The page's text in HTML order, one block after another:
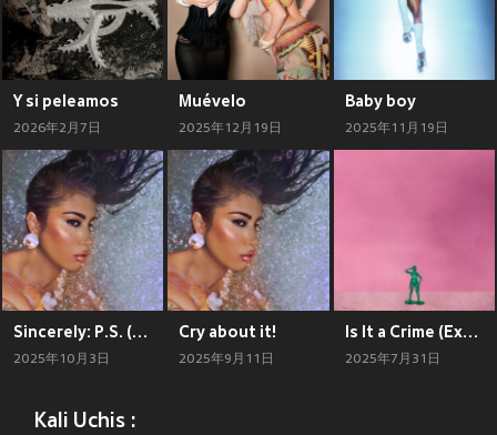
Y si peleamos
2026年2月7日
Muévelo
2025年12月19日
Baby boy
2025年11月19日
Sincerely: P.S. (Explicit)
2025年10月3日
Cry about it!
2025年9月11日
Is It a Crime (Explicit)
2025年7月31日
Kali Uchis :